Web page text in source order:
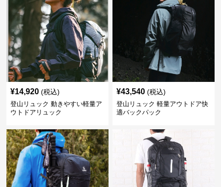
¥14,920 (税込)
登山リュック 動きやすい軽量ア
ウトドアリュック
¥43,540 (税込)
登山リュック 軽量アウトドア快
適バックパック